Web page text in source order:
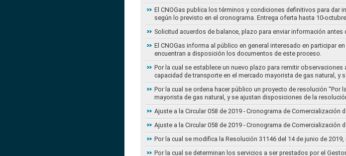
El CNOGas publica los términos y condiciones definitivos para
según lo previsto en el cronograma. Entrega oferta hasta 10-
Solicitud acuerdos de balance, plazo para enviar información antes
El CNOGas informa al público en general interesado en participar
encuentran a disposición los documentos de este proceso.
Por la cual se establece un nuevo plazo para remitir
capacidad de transporte en el mercado mayorista de gas natural, y
Por la cual se ordena hacer público un proyecto de resolución
mayorista de gas natural, y se ajustan disposiciones de la
Ajuste a la Circular 058 de 2019 - Cronograma de Comercialización
Ajuste a la Circular 058 de 2019 - Cronograma de Comercialización
Por la cual se modifica la Resolución 31146 del 14 de junio de
Por la cual se determinan los servicios a ser prestados por el